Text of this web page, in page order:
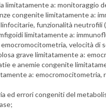
limitatamente a: monitoraggio
congenite limitatamente a:
funzionalità neutrofili
limitatamente a:
velocità di
grave limitatamente a:
e anemie congenite
a:
ed errori congeniti del